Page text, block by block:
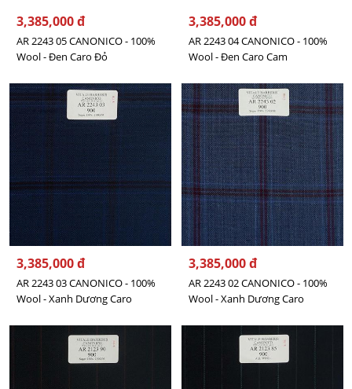
3,385,000 đ
AR 2243 05 CANONICO - 100%
Wool - Đen Caro Đỏ
3,385,000 đ
AR 2243 04 CANONICO - 100%
Wool - Đen Caro Cam
3,385,000 đ
AR 2243 03 CANONICO - 100%
Wool - Xanh Dương Caro
3,385,000 đ
AR 2243 02 CANONICO - 100%
Wool - Xanh Dương Caro